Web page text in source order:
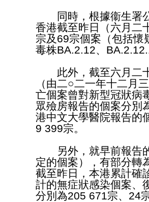
同時，根據衞生署公
香港截至昨日（六月二
宗及69宗個案（包括懷
毒株BA.2.12、
此外，截至六月二十
（由二○二一年十二月
亡個案曾對新型冠狀病
眾殮房報告的個案分別
港中文大學醫院報告的
9 399宗。
另外，就早前報告的
定的個案），有部分轉
截至昨日，本港累計確
計的無症狀感染個案、
分別為205 671宗、24